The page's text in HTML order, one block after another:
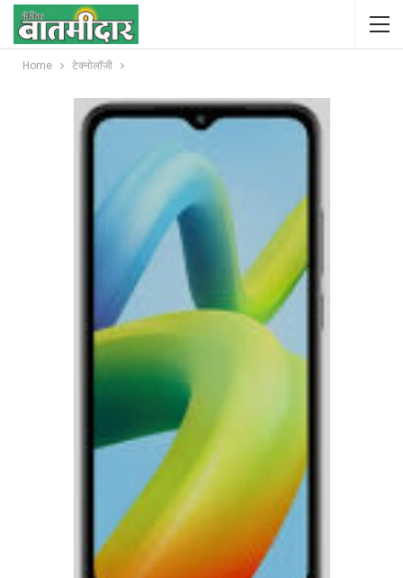
Home टेक्नोलॉजी